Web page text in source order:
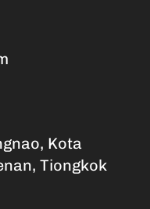
Kota
Tiongkok